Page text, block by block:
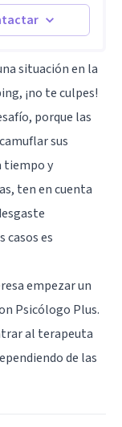
situación en la
¡no te culpes!
porque las
sus
tiempo y
ten en cuenta
es
empezar un
Psicólogo Plus.
al terapeuta
de las